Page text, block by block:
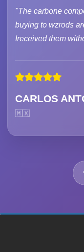
"The carbone
buying to wzrods
Ireceived them
CARLOS
🇲🇽
60%